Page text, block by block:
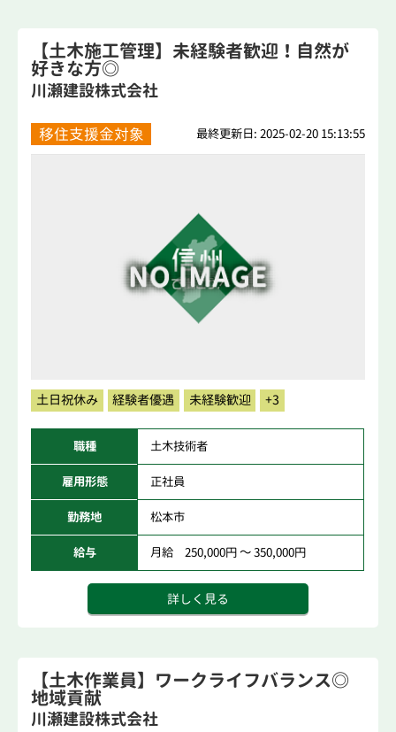
【土木施工管理】未経験者歓迎！自然が
好きな方◎
川瀬建設株式会社
移住支援金対象 最終更新日: 2025-02-20 15:13:55
土日祝休み 経験者優遇 未経験歓迎 +3
職種 土木技術者
雇用形態 正社員
勤務地 松本市
給与 月給 250,000円 ～ 350,000円
詳しく見る
【土木作業員】ワークライフバランス◎
地域貢献
川瀬建設株式会社